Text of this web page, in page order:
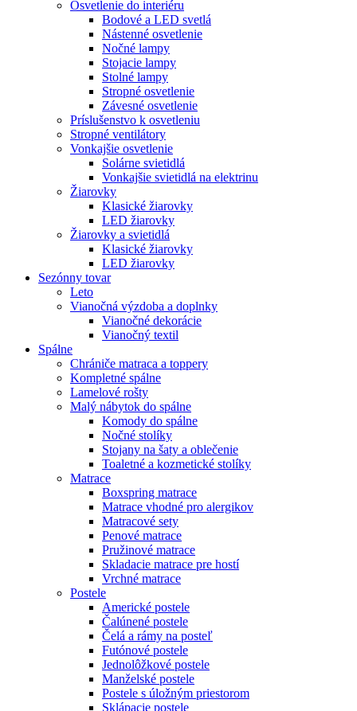
Osvetlenie do interiéru
Bodové a LED svetlá
Nástenné osvetlenie
Nočné lampy
Stojacie lampy
Stolné lampy
Stropné osvetlenie
Závesné osvetlenie
Príslušenstvo k osvetleniu
Stropné ventilátory
Vonkajšie osvetlenie
Solárne svietidlá
Vonkajšie svietidlá na elektrinu
Žiarovky
Klasické žiarovky
LED žiarovky
Žiarovky a svietidlá
Klasické žiarovky
LED žiarovky
Sezónny tovar
Leto
Vianočná výzdoba a doplnky
Vianočné dekorácie
Vianočný textil
Spálne
Chrániče matraca a toppery
Kompletné spálne
Lamelové rošty
Malý nábytok do spálne
Komody do spálne
Nočné stolíky
Stojany na šaty a oblečenie
Toaletné a kozmetické stolíky
Matrace
Boxspring matrace
Matrace vhodné pro alergikov
Matracové sety
Penové matrace
Pružinové matrace
Skladacie matrace pre hostí
Vrchné matrace
Postele
Americké postele
Čalúnené postele
Čelá a rámy na posteľ
Futónové postele
Jednolôžkové postele
Manželské postele
Postele s úložným priestorom
Sklápacie postele